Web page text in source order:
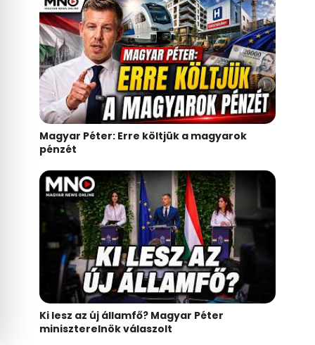
Magyar Péter: Erre költjük a magyarok
pénzét
Ki lesz az új államfő? Magyar Péter
miniszterelnök válaszolt